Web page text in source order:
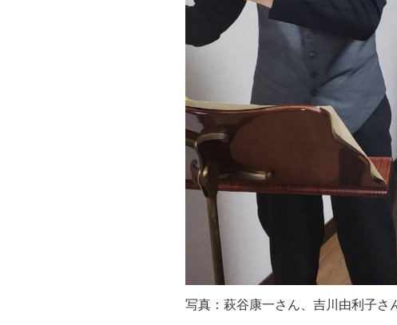
写真：萩谷康一さん、吉川由利子さ